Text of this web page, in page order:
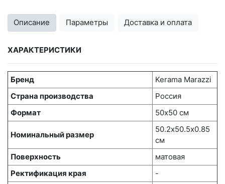
Описание Параметры Доставка и оплата
ХАРАКТЕРИСТИКИ
Бренд
Kerama Marazzi
Страна производства
Россия
Формат
50х50 см
Номинальный размер
50.2х50.5x0.85
см
Поверхность
матовая
Ректификация края
-